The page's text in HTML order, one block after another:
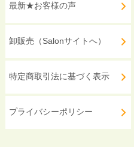
最新★お客様の声
卸販売（Salonサイトへ）
特定商取引法に基づく表示
プライバシーポリシー